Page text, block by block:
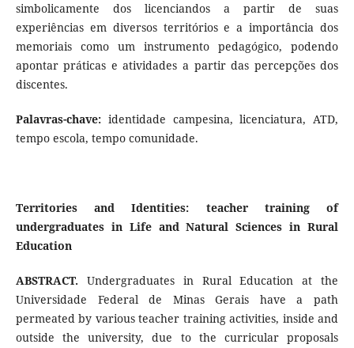
simbolicamente dos licenciandos a partir de suas
experiências em diversos territórios e a importância dos
memoriais como um instrumento pedagógico, podendo
apontar práticas e atividades a partir das percepções dos
discentes.
Palavras-chave:identidade campesina, licenciatura, ATD,
tempo escola, tempo comunidade.
Territories and Identities: teacher training of
undergraduates in Life and Natural Sciences in Rural
Education
ABSTRACT. Undergraduates in Rural Education at the
Universidade Federal de Minas Gerais have a path
permeated by various teacher training activities, inside and
outside the university, due to the curricular proposals